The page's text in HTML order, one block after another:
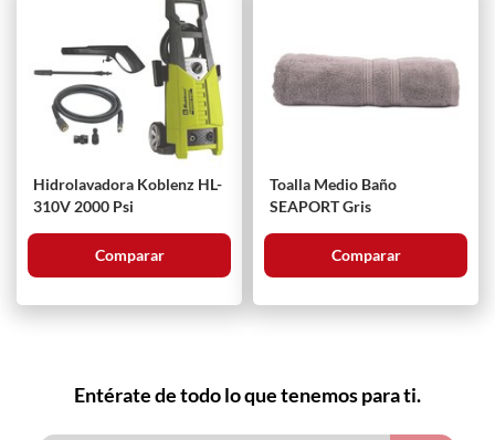
Hidrolavadora Koblenz HL-
310V 2000 Psi
Comparar
Toalla Medio Baño
SEAPORT Gris
Comparar
Entérate de todo lo que tenemos para ti.